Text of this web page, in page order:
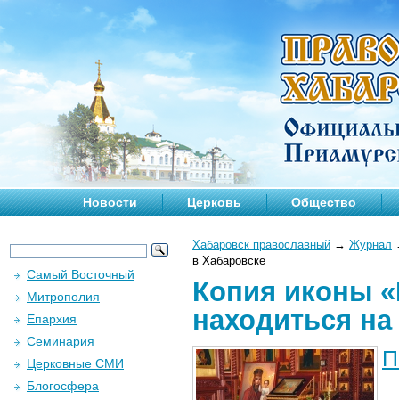
Новости Церковь Общество
Хабаровск православный → Журнал
в Хабаровске
Копия иконы
находиться
Самый Восточный
Митрополия
Епархия
Семинария
Церковные СМИ
Блогосфера